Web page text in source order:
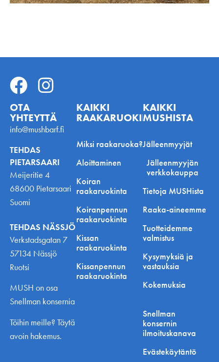
OTA
YHTEYTTÄ
info@mushbarf.fi
TEHDAS
PIETARSAARI
Meijeritie 4
68600 Pietarsaari
Suomi
TEHDAS NÄSSJÖ
Verkstadsgatan 7
57134 Nässjö
Ruotsi
MUSH on osa
Snellman konsernia
Töihin meille? Täytä
avoin hakemus.
KAIKKI
RAAKARUOKINNASTA
Miksi raakaruoka?
Aloittaminen
Koiran
raakaruokinta
Koiranpennun
raakaruokinta
Kissan
raakaruokinta
Kissanpennun
raakaruokinta
KAIKKI
MUSHISTA
Jälleenmyyjät
Jälleenmyyjän
verkkokauppa
Tietoja MUSHista
Raaka-aineemme
Tuotteidemme
valmistus
Kysymyksiä ja
vastauksia
Kokemuksia
Snellman
konsernin
ilmoituskanava
Evästekäytäntö